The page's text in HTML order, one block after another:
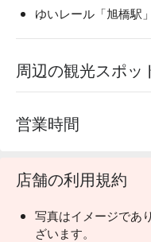
ゆいレール「旭橋駅
周辺の観光スポッ
営業時間
店舗の利用規約
写真はイメージであ
ざいます。